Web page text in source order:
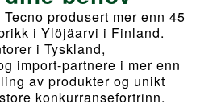
produsert mer enn 45
i Ylöjäarvi i Finland.
i Tyskland,
import-partnere i mer enn
av produkter og unikt
konkurransefortrinn.